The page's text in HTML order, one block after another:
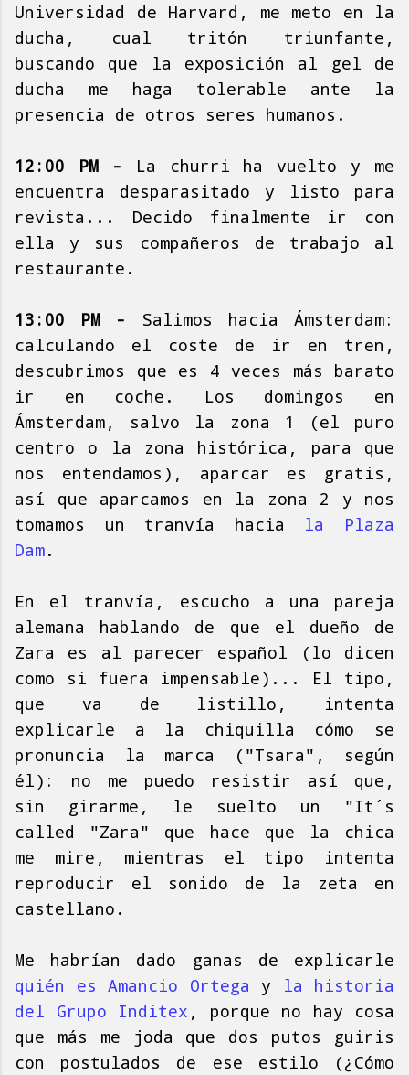
Universidad de Harvard, me meto en la
ducha, cual tritón triunfante,
buscando que la exposición al gel de
ducha me haga tolerable ante la
presencia de otros seres humanos.
12:00 PM - La churri ha vuelto y me
encuentra desparasitado y listo para
revista... Decido finalmente ir con
ella y sus compañeros de trabajo al
restaurante.
13:00 PM - Salimos hacia Ámsterdam:
calculando el coste de ir en tren,
descubrimos que es 4 veces más barato
ir en coche. Los domingos en
Ámsterdam, salvo la zona 1 (el puro
centro o la zona histórica, para que
nos entendamos), aparcar es gratis,
así que aparcamos en la zona 2 y nos
tomamos un tranvía hacia la Plaza
Dam.
En el tranvía, escucho a una pareja
alemana hablando de que el dueño de
Zara es al parecer español (lo dicen
como si fuera impensable)... El tipo,
que va de listillo, intenta
explicarle a la chiquilla cómo se
pronuncia la marca ("Tsara", según
él): no me puedo resistir así que,
sin girarme, le suelto un "It´s
called "Zara" que hace que la chica
me mire, mientras el tipo intenta
reproducir el sonido de la zeta en
castellano.
Me habrían dado ganas de explicarle
quién es Amancio Ortega y
la historia
del Grupo Inditex , porque no hay cosa
que más me joda que dos putos guiris
con postulados de ese estilo (¿Cómo